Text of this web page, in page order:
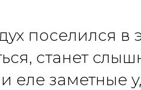
поселился в
станет
еле заметные